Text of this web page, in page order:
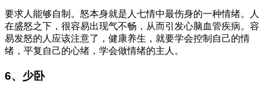
要求人能够自制。怒本身就是人七情中最伤身的一种情绪。人
在盛怒之下，很容易出现气不畅，从而引发心脑血管疾病。容
易发怒的人应该注意了，健康养生，就要学会控制自己的情
绪，平复自己的心绪，学会做情绪的主人。
6、少卧